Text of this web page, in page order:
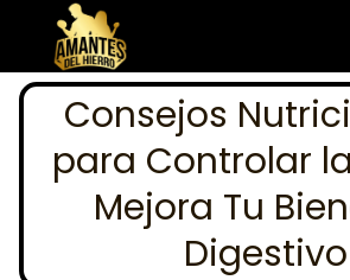
Consejos
para Controlar
Mejora Tu
Digestivo